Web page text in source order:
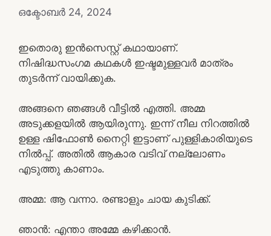
ഒക്ടോബർ 24, 2024
ഇതൊരു ഇൻസെസ്റ്റ് കഥായാണ്.
നിഷിദ്ധസംഗമ കഥകൾ ഇഷ്ടമുള്ളവർ മാത്രം
തുടർന്ന് വായിക്കുക.
അങ്ങനെ ഞങ്ങൾ വീട്ടിൽ എത്തി. അമ്മ
അടുക്കളയിൽ ആയിരുന്നു. ഇന്ന് നീല നിറത്തിൽ
ഉള്ള ഷിഫോൺ നൈറ്റി ഇട്ടാണ് പുള്ളികാരിയുടെ
നിൽപ്പ്. അതിൽ ആകാര വടിവ് നല്ലോണം
എടുത്തു കാണാം.
അമ്മ: ആ വന്നാ. രണ്ടാളും ചായ കുടിക്ക്.
ഞാൻ: എന്താ അമ്മേ കഴിക്കാൻ.